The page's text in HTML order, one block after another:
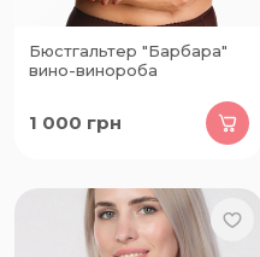
Бюстгальтер "Барбара"
вино-винороба
1 000 грн